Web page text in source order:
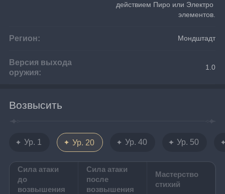
действием Пиро или Электро
элементов.
Регион: Мондштадт
Версия выхода
оружия:
1.0
Возвысить
Ур. 1 Ур. 20 Ур. 40 Ур. 50
Сила атаки
до
возвышения
Сила атаки
после
возвышения
Мастерство
стихий